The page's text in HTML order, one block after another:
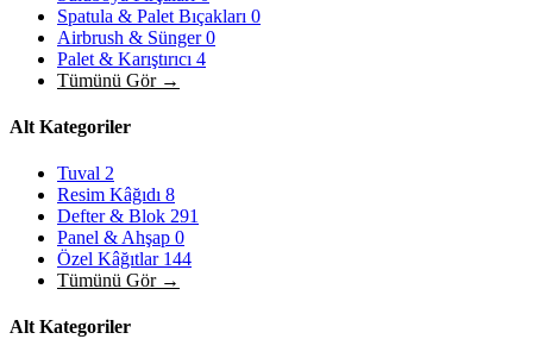
Spatula & Palet Bıçakları 0
Airbrush & Sünger0
Palet & Karıştırıcı 4
Tümünü Gör →
Alt Kategoriler
Tuval 2
Resim Kâğıdı 8
Defter & Blok 291
Panel & Ahşap 0
Özel Kâğıtlar 144
Tümünü Gör →
Alt Kategoriler